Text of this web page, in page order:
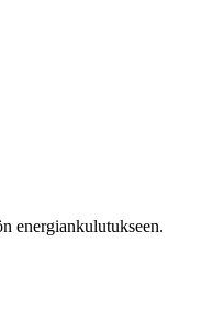
energiankulutukseen.